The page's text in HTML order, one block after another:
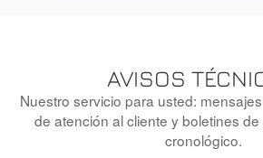
AVISOS
Nuestro servicio para usted:
de atención al cliente y boletines
cronológico.